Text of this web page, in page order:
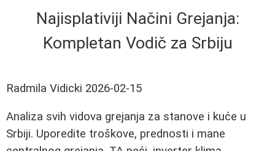
Najisplativiji Načini Grejanja:
Kompletan Vodič za Srbiju
Radmila Vidicki 2026-02-15
Analiza svih vidova grejanja za stanove i kuće u
Srbiji. Uporedite troškove, prednosti i mane